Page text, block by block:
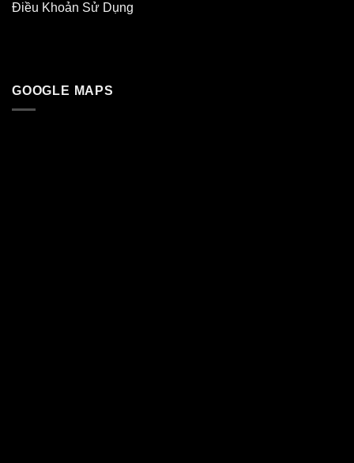
Điều Khoản Sử Dụng
GOOGLE MAPS